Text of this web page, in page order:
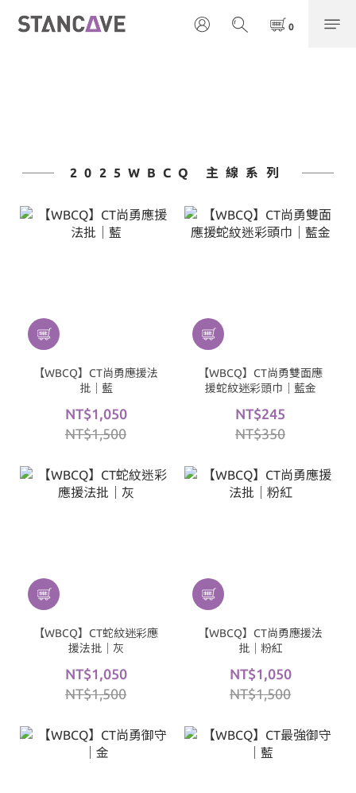
2025WBCQ 主線系列
【WBCQ】CT尚勇應援法
批｜藍
NT$1,050
NT$1,500
【WBCQ】CT尚勇雙面應
援蛇紋迷彩頭巾｜藍金
NT$245
NT$350
【WBCQ】CT蛇紋迷彩應
援法批｜灰
NT$1,050
NT$1,500
【WBCQ】CT尚勇應援法
批｜粉紅
NT$1,050
NT$1,500